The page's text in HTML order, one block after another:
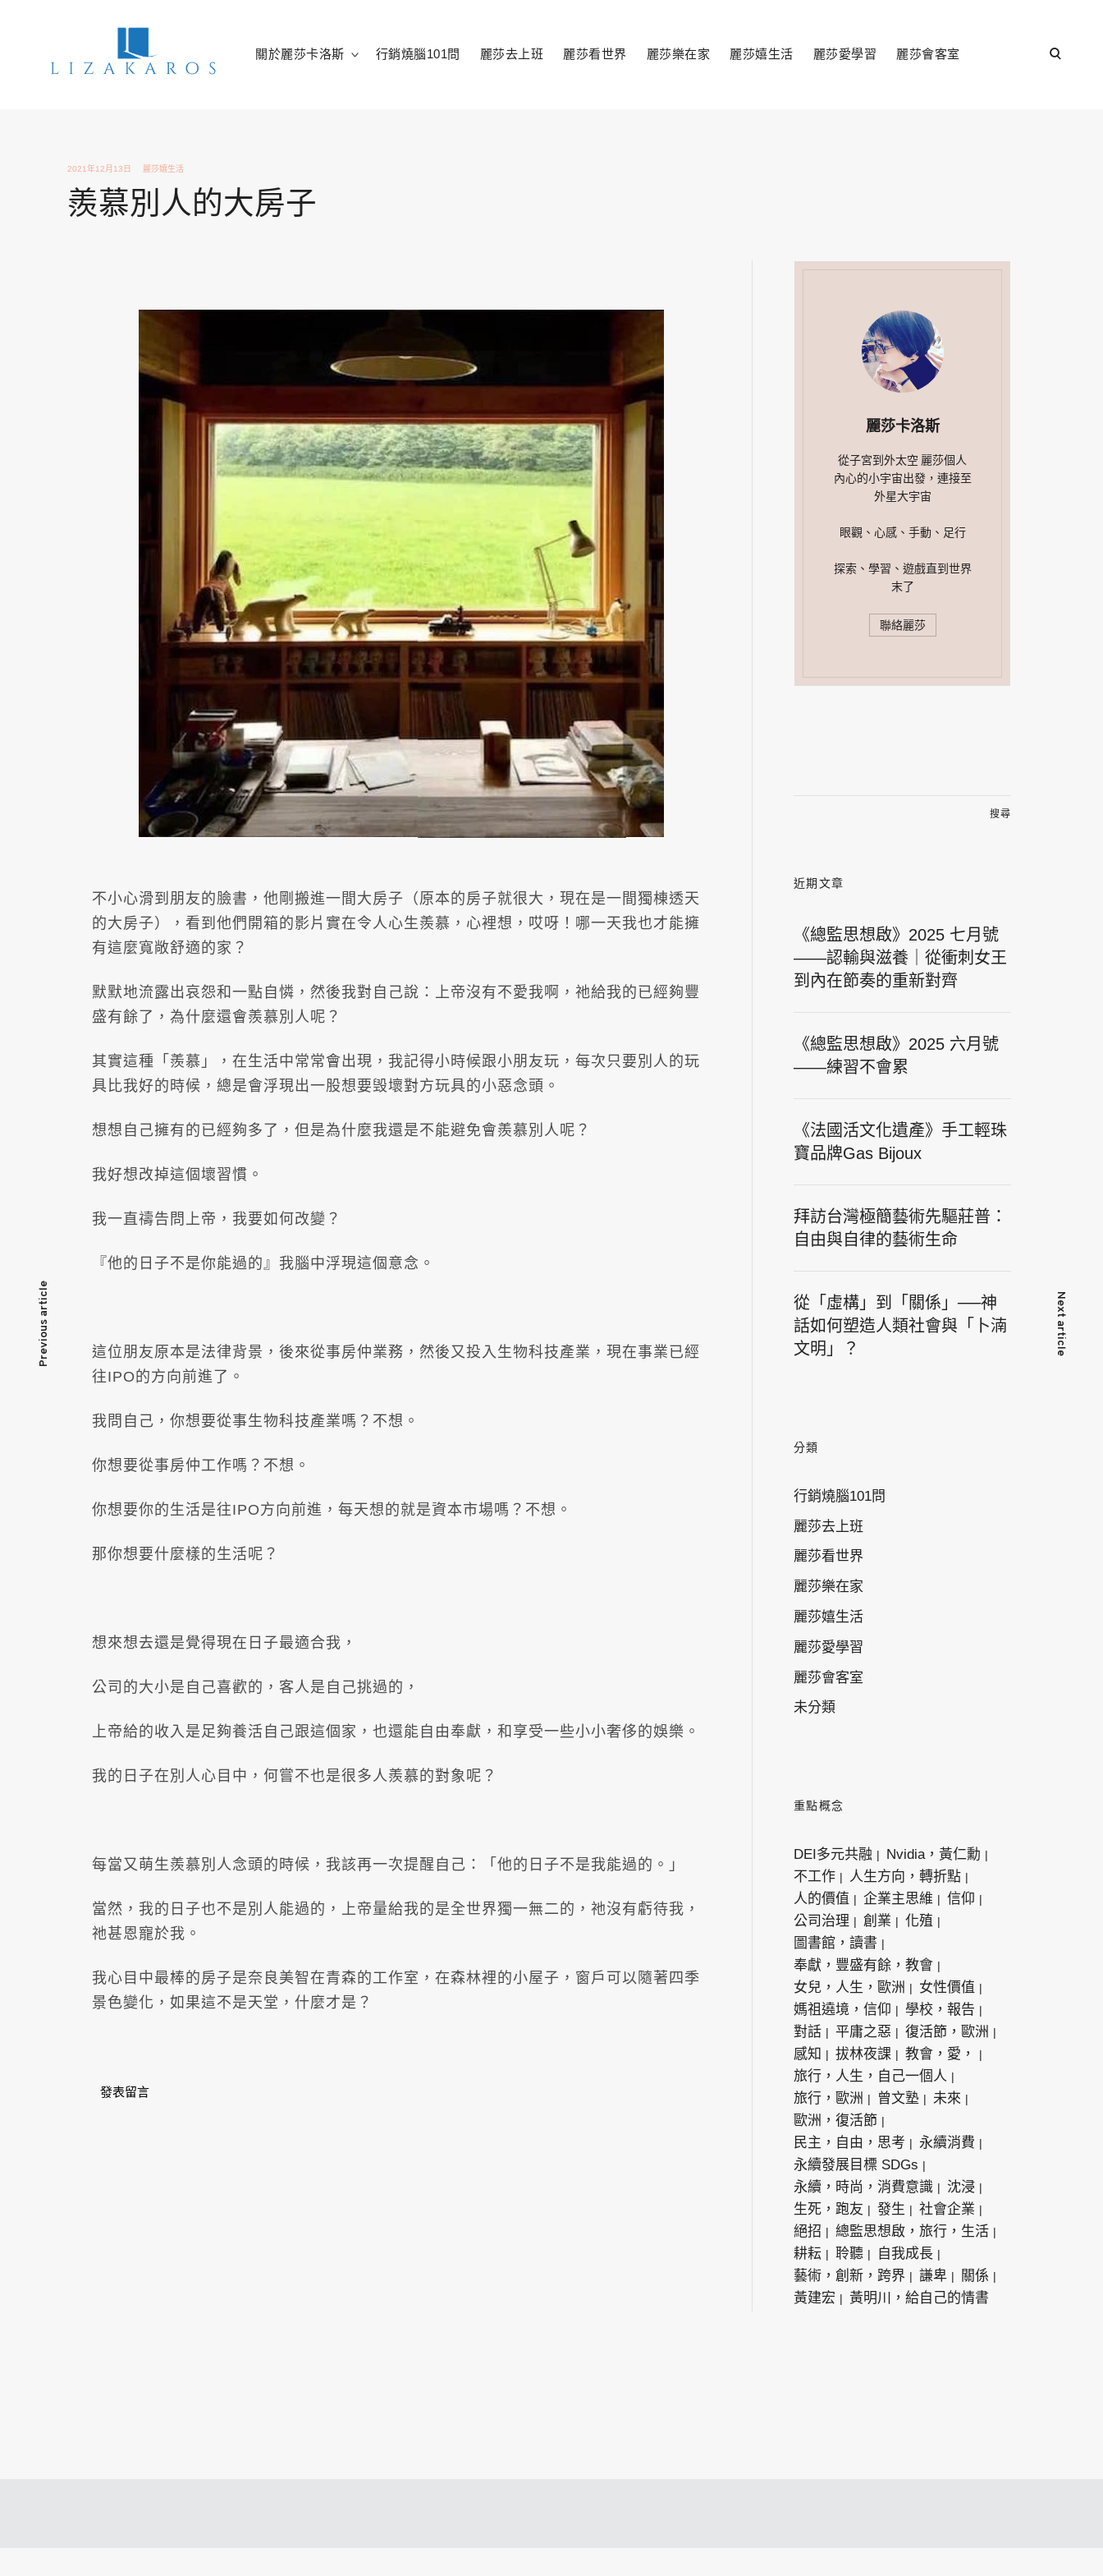
關於麗莎卡洛斯 toggle
child
行銷燒腦101問 麗莎去上班 麗莎看世界 麗莎樂在家 麗莎嬉生活 麗莎愛學習 麗莎會客室
open
2021年12月13日 麗莎嬉生活
羨慕別人的大房子
不小心滑到朋友的臉書，他剛搬進一間大房子（原本的房子就很大，現在是一間獨棟透天
的大房子），看到他們開箱的影片實在令人心生羨慕，心裡想，哎呀！哪一天我也才能擁
有這麼寬敞舒適的家？
默默地流露出哀怨和一點自憐，然後我對自己說：上帝沒有不愛我啊，祂給我的已經夠豐
盛有餘了，為什麼還會羨慕別人呢？
其實這種「羨慕」，在生活中常常會出現，我記得小時候跟小朋友玩，每次只要別人的玩
具比我好的時候，總是會浮現出一股想要毁壞對方玩具的小惡念頭。
想想自己擁有的已經夠多了，但是為什麼我還是不能避免會羨慕別人呢？
我好想改掉這個壞習慣。
我一直禱告問上帝，我要如何改變？
『他的日子不是你能過的』我腦中浮現這個意念。
這位朋友原本是法律背景，後來從事房仲業務，然後又投入生物科技產業，現在事業已經
往IPO的方向前進了。
我問自己，你想要從事生物科技產業嗎？不想。
你想要從事房仲工作嗎？不想。
你想要你的生活是往IPO方向前進，每天想的就是資本市場嗎？不想。
那你想要什麼樣的生活呢？
想來想去還是覺得現在日子最適合我，
公司的大小是自己喜歡的，客人是自己挑過的，
上帝給的收入是足夠養活自己跟這個家，也還能自由奉獻，和享受一些小小奢侈的娛樂。
我的日子在別人心目中，何嘗不也是很多人羨慕的對象呢？
每當又萌生羨慕別人念頭的時候，我該再一次提醒自己：「他的日子不是我能過的。」
當然，我的日子也不是別人能過的，上帝量給我的是全世界獨一無二的，祂沒有虧待我，
祂甚恩寵於我。
我心目中最棒的房子是奈良美智在青森的工作室，在森林裡的小屋子，窗戶可以隨著四季
景色變化，如果這不是天堂，什麼才是？
發表留言
Previous article Next article
麗莎卡洛斯
從子宮到外太空 麗莎個人
內心的小宇宙出發，連接至
外星大宇宙
眼觀、心感、手動、足行
探索、學習、遊戲直到世界
末了
聯絡麗莎
近期文章
《總監思想啟》2025 七月號
——認輸與滋養｜從衝刺女王
到內在節奏的重新對齊
《總監思想啟》2025 六月號
——練習不會累
《法國活文化遺產》手工輕珠
寶品牌Gas Bijoux
拜訪台灣極簡藝術先驅莊普：
自由與自律的藝術生命
從「虛構」到「關係」──神
話如何塑造人類社會與「卜湳
文明」？
分類
行銷燒腦101問
麗莎去上班
麗莎看世界
麗莎樂在家
麗莎嬉生活
麗莎愛學習
麗莎會客室
未分類
重點概念
DEI多元共融
Nvidia，黃仁勳
不工作
人生方向，轉折點
人的價值
企業主思維
信仰
公司治理
創業
化殖
圖書館，讀書
奉獻，豐盛有餘，教會
女兒，人生，歐洲
女性價值
媽祖遶境，信仰
學校，報告
對話
平庸之惡
復活節，歐洲
感知
拔林夜課
教會，愛，
旅行，人生，自己一個人
旅行，歐洲
曾文塾
未來
歐洲，復活節
民主，自由，思考
永續消費
永續發展目標 SDGs
永續，時尚，消費意識
沈浸
生死，跑友
發生
社會企業
絕招
總監思想啟，旅行，生活
耕耘
聆聽
自我成長
藝術，創新，跨界
謙卑
關係
黃建宏
黃明川，給自己的情書